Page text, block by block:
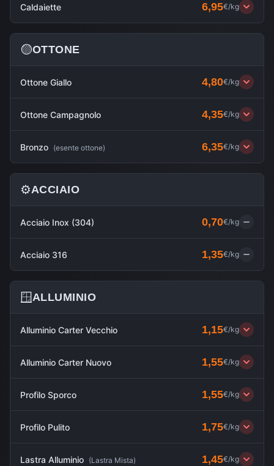
Caldaiette 6,95€/kg
🟡OTTONE
Ottone Giallo 4,80€/kg
Ottone Campagnolo 4,35€/kg
Bronzo (esente ottone) 6,35€/kg
⚙️ACCIAIO
Acciaio Inox (304) 0,70€/kg
Acciaio 316 1,35€/kg
🪟ALLUMINIO
Alluminio Carter Vecchio 1,15€/kg
Alluminio Carter Nuovo 1,55€/kg
Profilo Sporco 1,55€/kg
Profilo Pulito 1,75€/kg
Lastra Alluminio (Lastra Mista) 1,45€/kg